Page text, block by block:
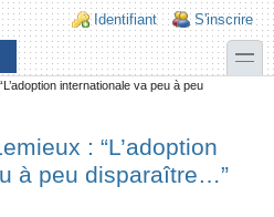
Login links
Identifiant S'inscrire
toggle
internationale va peu à peu
: “L’adoption
à peu disparaître…”